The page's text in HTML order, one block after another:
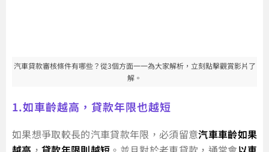
汽車貸款審核條件有哪些？從3個方面一一為大家解析，立刻點擊觀賞影片了
解。
1.如車齡越高，貸款年限也越短
如果想爭取較長的汽車貸款年限，必須留意汽車車齡如果